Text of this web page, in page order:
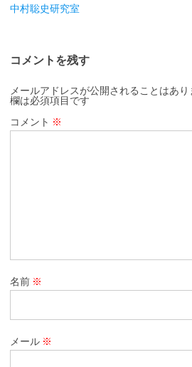
中村聡史研究室
コメントを残す
メールアドレスが公開されることはあり
欄は必須項目です
コメント ※
名前 ※
メール ※